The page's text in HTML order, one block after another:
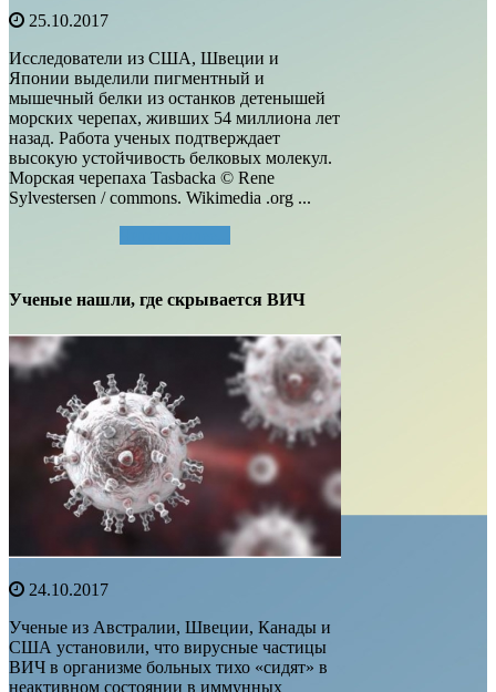
25.10.2017
Исследователи из США, Швеции и
Японии выделили пигментный и
мышечный белки из останков детенышей
морских черепах, живших 54 миллиона лет
назад. Работа ученых подтверждает
высокую устойчивость белковых молекул.
Морская черепаха Tasbacka © Rene
Sylvestersen / commons. Wikimedia .org ...
Ученые нашли, где скрывается ВИЧ
24.10.2017
Ученые из Австралии, Швеции, Канады и
США установили, что вирусные частицы
ВИЧ в организме больных тихо «сидят» в
неактивном состоянии в иммунных